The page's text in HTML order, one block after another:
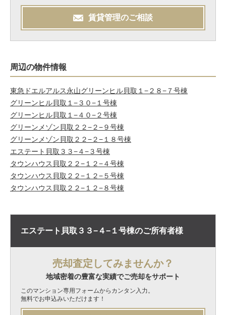
賃貸管理のご相談
周辺の物件情報
東急ドエルアルス永山グリーンヒル貝取１−２８−７号棟
グリーンヒル貝取１−３０−１号棟
グリーンヒル貝取１−４０−２号棟
グリーンメゾン貝取２２−２−９号棟
グリーンメゾン貝取２２−２−１８号棟
エステート貝取３３−４−３号棟
タウンハウス貝取２２−１２−４号棟
タウンハウス貝取２２−１２−５号棟
タウンハウス貝取２２−１２−８号棟
エステート貝取３３−４−１号棟のご所有者様
売却査定してみませんか？
地域密着の豊富な実績でご売却をサポート
このマンション専用フォームからカンタン入力。
無料でお申込みいただけます！